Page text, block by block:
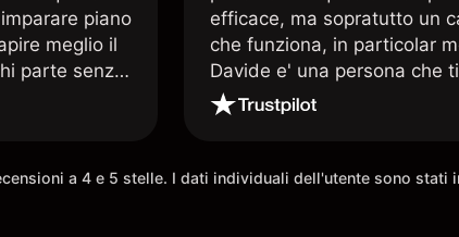
piano
meglio il
parte senza
efficace, ma sopratutto un
che funziona, in particolar
Davide e' una persona che
quando le tue conoscenze
arrivano. super consigliata
a 4 e 5 stelle. I dati individuali dell'utente sono